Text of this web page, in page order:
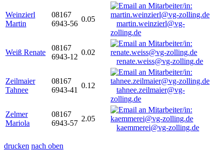
Weinzierl
Martin
08167
6943-56
0.05
martin.weinzierl@vg-
zolling.de
Weiß Renate
08167
6943-12
0.02
renate.weiss@vg-zolling.de
Zeilmaier
Tahnee
08167
6943-41
0.12
tahnee.zeilmaier@vg-
zolling.de
Zelmer
Mariola
08167
6943-57
2.05
kaemmerei@vg-zolling.de
drucken nach oben